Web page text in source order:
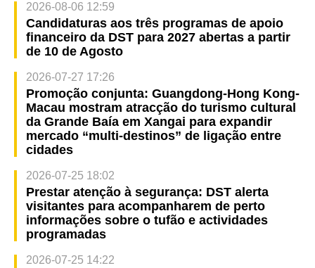
2026-08-06 12:59
Candidaturas aos três programas de apoio
financeiro da DST para 2027 abertas a partir
de 10 de Agosto
2026-07-27 17:26
Promoção conjunta: Guangdong-Hong Kong-
Macau mostram atracção do turismo cultural
da Grande Baía em Xangai para expandir
mercado “multi-destinos” de ligação entre
cidades
2026-07-25 18:02
Prestar atenção à segurança: DST alerta
visitantes para acompanharem de perto
informações sobre o tufão e actividades
programadas
2026-07-25 14:22